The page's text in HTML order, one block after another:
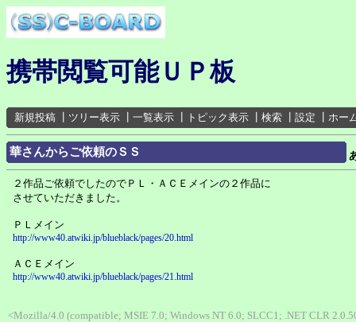
携帯閲覧可能ＵＰ板
新規投稿 ツリー表示 一覧表示 トピック表示 検索 設定 ホー
華さんからご依頼のＳＳ
２作品ご依頼でしたのでＰＬ・ＡＣＥメインの２作品に
させていただきました。
ＰＬメイン
http://www40.atwiki.jp/blueblack/pages/20.html
ＡＣＥメイン
http://www40.atwiki.jp/blueblack/pages/21.html
<Mozilla/4.0 (compatible; MSIE 7.0; Windows NT 6.0; SLCC1; .NET CLR